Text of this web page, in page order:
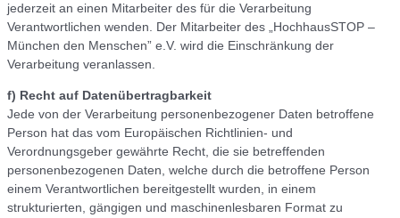
jederzeit an einen Mitarbeiter des für die Verarbeitung
Verantwortlichen wenden. Der Mitarbeiter des „HochhausSTOP –
München den Menschen” e.V. wird die Einschränkung der
Verarbeitung veranlassen.
f) Recht auf Datenübertragbarkeit
Jede von der Verarbeitung personenbezogener Daten betroffene
Person hat das vom Europäischen Richtlinien- und
Verordnungsgeber gewährte Recht, die sie betreffenden
personenbezogenen Daten, welche durch die betroffene Person
einem Verantwortlichen bereitgestellt wurden, in einem
strukturierten, gängigen und maschinenlesbaren Format zu